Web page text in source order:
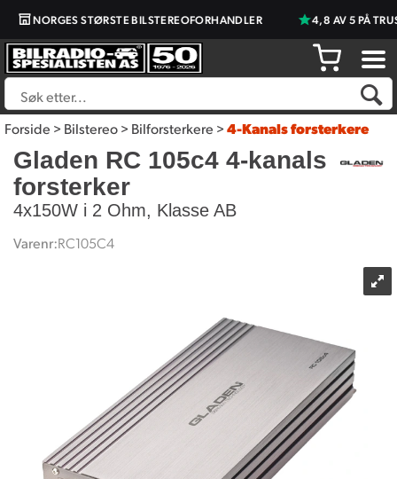
NORGES STØRSTE BILSTEREOFORHANDLER 4,8 AV 5 PÅ
Forside>Bilstereo>Bilforsterkere>4-Kanals forsterkere
Gladen RC 105c4 4-kanals
forsterker
4x150W i 2 Ohm, Klasse AB
Varenr:RC105C4